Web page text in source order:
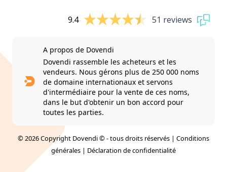
9.4 51 reviews
A propos de Dovendi
Dovendi rassemble les acheteurs et les
vendeurs. Nous gérons plus de 250 000 noms
de domaine internationaux et servons
d'intermédiaire pour la vente de ces noms,
dans le but d'obtenir un bon accord pour
toutes les parties.
© 2026 Copyright Dovendi © - tous droits réservés | Conditions
générales | Déclaration de confidentialité